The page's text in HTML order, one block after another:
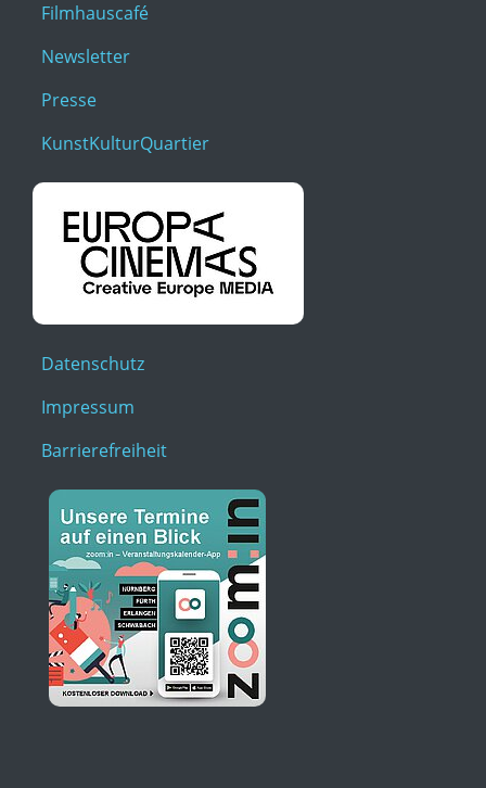
Filmhauscafé
Newsletter
Presse
KunstKulturQuartier
Datenschutz
Impressum
Barrierefreiheit